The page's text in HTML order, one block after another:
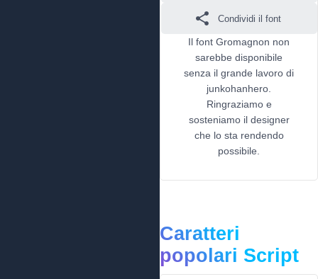
Condividi il font
Il font Gromagnon non
sarebbe disponibile
senza il grande lavoro di
junkohanhero.
Ringraziamo e
sosteniamo il designer
che lo sta rendendo
possibile.
Caratteri
popolari Script